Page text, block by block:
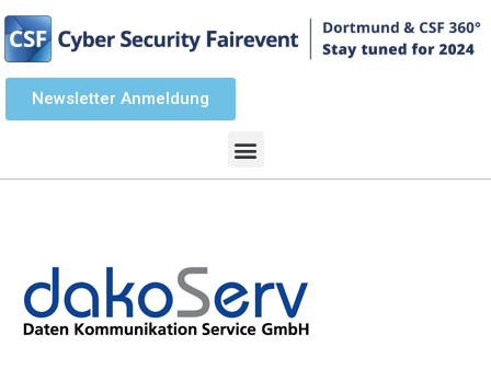
Newsletter Anmeldung